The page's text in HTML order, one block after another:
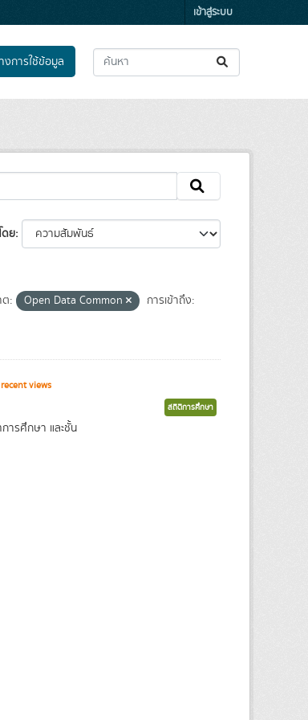
เข้าสู่ระบบ
งการใช้ข้อมูล
ดย
: Open Data Common
การเข้าถึง:
views
สถิติการศึกษา
ารศึกษา และชั้น